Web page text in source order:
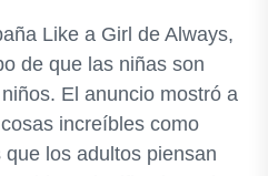
Like a Girl de Always,
de que las niñas son
El anuncio mostró a
increíbles como
los adultos piensan